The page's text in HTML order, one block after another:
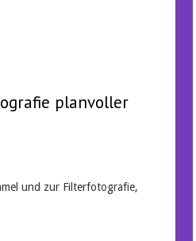
planvoller
und zur Filterfotografie,